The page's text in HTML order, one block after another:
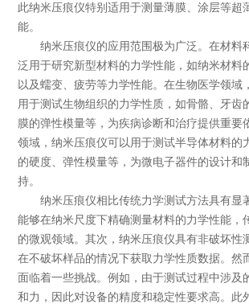
此纳米压痕仪特别适用于测量薄膜、涂层等超
能。
纳米压痕仪的应用范围极为广泛。在材料
泛用于研究新型材料的力学性能，如纳米材料
以及蠕变、疲劳等力学性能。在生物医学领域
用于测试生物组织的力学性质，如骨骼、牙齿
膜的弹性模量等，为疾病诊断和治疗提供重要
领域，纳米压痕仪可以用于测试半导体材料的
的硬度、弹性模量等，为微电子器件的设计和
持。
纳米压痕仪相比传统力学测试方法具有显
能够在纳米尺度下精确测量材料的力学性能，
的微观领域。其次，纳米压痕仪具有非破坏性
在不破坏样品的情况下获取力学性质数据。然
面临着一些挑战。例如，由于测试过程中涉及
和力，因此对设备的精度和稳定性要求高。此